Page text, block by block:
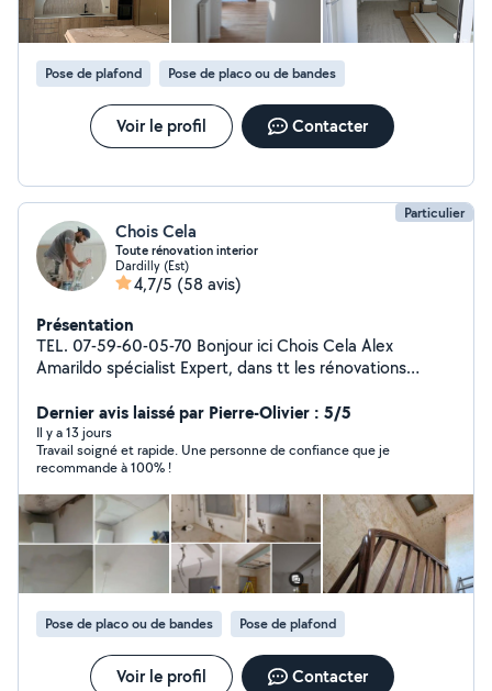
Pose de plafond Pose de placo ou de bandes
Voir le profil Contacter
Particulier
Chois Cela
Toute rénovation interior
Dardilly (Est)
4,7/5 (58 avis)
Présentation
TEL. 07-59-60-05-70 Bonjour ici Chois Cela Alex
Amarildo spécialist Expert, dans tt les rénovations
construction , a mon compte professionnel , 19 ans
expérience. Je suis compétente: Rénovation pour,
toutes les support abime, farineuse ,humide, dégâts
eau. Reprise de mure Peinture, en rouleau et pompe
pistolet airles. Enduire Texture, Décoration, Ratissage.
Lissage Ponçage, Bande de jointe. Papier peint
Placoplâtre. Doublage Cloison, Isolation thermique, Faux
plafond, Epoxy résine Parquet Ragréage carrelage
porte, fenêtre, armoire,.. Prix raisonnable et bon qualité
de travail, j'ai une équipe qui peut être à votre
disposition. VISITE SUR PLACE GRATUIT Déplacements,
devis, examination GRATUIT APPELLE-MOI 07-59-60-
Dernier avis laissé par Pierre-Olivier : 5/5
Il y a 13 jours
Travail soigné et rapide. Une personne de confiance que je
recommande à 100% !
Pose de placo ou de bandes Pose de plafond
Voir le profil Contacter